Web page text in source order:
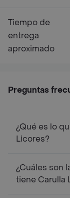
Tiempo de
entrega
aproximado
Preguntas
¿Qué es lo
Licores?
¿Cuáles son
tiene Carulla